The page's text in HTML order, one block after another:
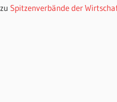
zu Spitzenverbände der